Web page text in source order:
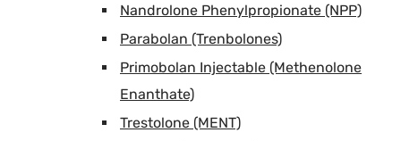
Nandrolone Phenylpropionate (NPP)
Parabolan (Trenbolones)
Primobolan Injectable (Methenolone
Enanthate)
Trestolone (MENT)